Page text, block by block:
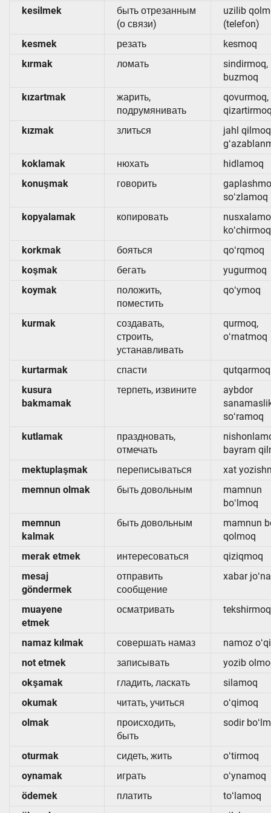
kesilmek
быть отрезанным
(о связи)
uzilib
(telefon)
kesmek
резать
kesmoq
kırmak
ломать
sindirmoq,
buzmoq
kızartmak
жарить,
подрумянивать
qovurmoq,
kızmak
злиться
jahl
koklamak
нюхать
hidlamoq
konuşmak
говорить
soʻzlamoq
kopyalamak
копировать
koʻchirmoq
korkmak
бояться
qoʻrqmoq
koşmak
бегать
yugurmoq
koymak
положить,
поместить
qoʻymoq
kurmak
создавать,
строить,
устанавливать
qurmoq,
oʻrnatmoq
kurtarmak спасти
qutqarmoq
kusura
bakmamak
терпеть, извините
aybdor
soʻramoq
kutlamak
праздновать,
отмечать
bayram
mektuplaşmak
переписываться
xat
memnun olmak
быть довольным
mamnun
boʻlmoq
memnun
kalmak
быть довольным
mamnun
qolmoq
merak etmek
интересоваться
qiziqmoq
mesaj
göndermek
отправить
сообщение
xabar
muayene
etmek
осматривать tekshirmoq
namaz kılmak совершать намаз
namoz
not etmek
записывать
yozib
okşamak
гладить, ласкать
silamoq
okumak
читать, учиться
oʻqimoq
olmak
происходить,
быть
sodir
oturmak сидеть, жить
oʻtirmoq
oynamak
играть
oʻynamoq
ödemek
платить
toʻlamoq